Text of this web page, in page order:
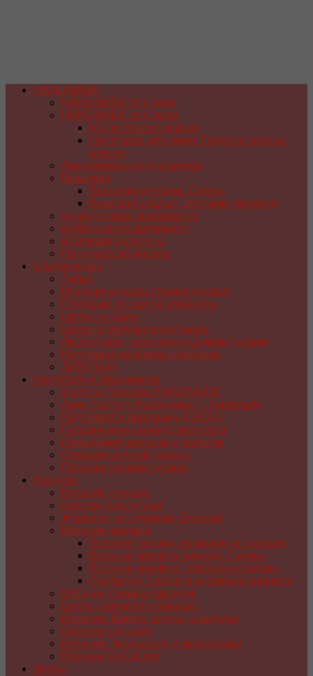
HANDMADE
HANDMADE для дачи
HANDMADE для дома
Мыло своими руками
Handmade для дома. Поделки своими
руками
Декорирование предметов
Вышивка
Вышивка крестом. Схемы
Вышивка гладью, лентами, бисером
из природных материалов
из бросового материала
из бумаги и картона
Handmade из бисера
Мастер-класс
Лепка
Игрушки и куклы своими руками
Плетение из газет и журналов
Цветы из ткани
Цветы и поделки из капрона
Аксессуары, украшения своими руками
Handmade из фетра и войлока
ДЕКУПАЖ
Handmade к праздникам
8 марта. Подарки HANDMADE
День Святого Валентина — handmade
Handmade к празднику ПАСХA
Праздничная сервировка стола
Новогодние игрушки и поделки
Открытки ручной работы
Подарки своими руками
Вязание
Вязание игрушек
Куколки Амигуруми
Журналы со схемами. Вязание
Вязание крючком
Вязание пледов, покрывал и подушек
Вязаная крючком одежда. Схемы
Вязание крючком. Мелочи и поделки
Салфетки, скатерти и коврики крючком
Вязание сумок и корзинок
Цветы крючком и спицами
Вязание. Шапки, шляпы и шарфы
Вязание спицами
Вязание. Украшения и аксессуары
Вязание для детей
Шитье